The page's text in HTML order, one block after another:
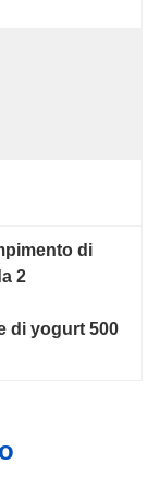
di
2
di yogurt 500